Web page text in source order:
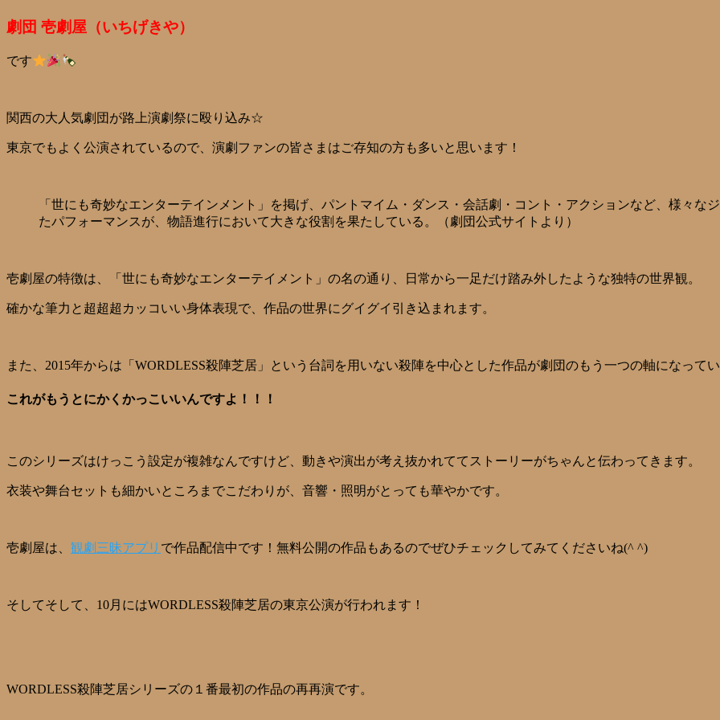
劇団 壱劇屋（いちげきや）
です
関西の大人気劇団が路上演劇祭に殴り込み☆
東京でもよく公演されているので、演劇ファンの皆さまはご存知の方も多いと思います！
「世にも奇妙なエンターテインメント」を掲げ、パントマイム・ダンス・会話劇・コント・アクションなど、様々な
たパフォーマンスが、物語進行において大きな役割を果たしている。（劇団公式サイトより）
壱劇屋の特徴は、「世にも奇妙なエンターテイメント」の名の通り、日常から一足だけ踏み外したような独特の世界観。
確かな筆力と超超超カッコいい身体表現で、作品の世界にグイグイ引き込まれます。
また、2015年からは「WORDLESS殺陣芝居」という台詞を用いない殺陣を中心とした作品が劇団のもう一つの軸になって
これがもうとにかくかっこいいんですよ！！！
このシリーズはけっこう設定が複雑なんですけど、動きや演出が考え抜かれててストーリーがちゃんと伝わってきます。
衣装や舞台セットも細かいところまでこだわりが、音響・照明がとっても華やかです。
壱劇屋は、 観劇三昧アプリ で作品配信中です！無料公開の作品もあるのでぜひチェックしてみてくださいね(^ ^)
そしてそして、10月にはWORDLESS殺陣芝居の東京公演が行われます！
WORDLESS殺陣芝居シリーズの１番最初の作品の再再演です。